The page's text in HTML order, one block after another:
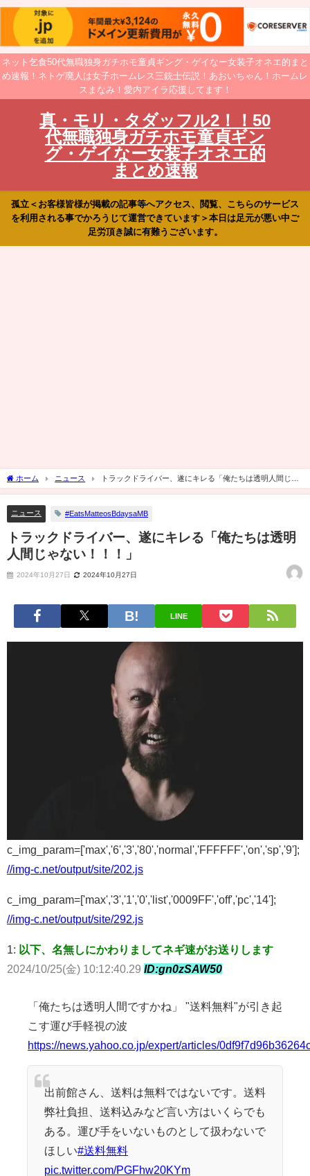
ネット乞食50代無職独身ガチホモ童貞ギング・ゲイなー女装子オネエ的まと
め速報！ネトゲ廃人は女子ホームレス三銃士伝説！あおいちゃん！ホームレ
スまなみ！愛内アイラ応援してます！
真・モリ・タダッフル2！！50
代無職独身ガチホモ童貞ギン
グ・ゲイなー女装子オネエ的
まとめ速報
孤立＜お客様皆様が掲載の記事等へアクセス、閲覧、こちらのサービス
を利用される事でかろうじて運営できています＞本日は足元が悪い中ご
足労頂き誠に有難うございます。
ホーム ニュース
トラックドライバー、遂にキレる「俺たちは透明人間じゃ
ない！！！」
ニュース #EatsMatteosBdaysaMB
トラックドライバー、遂にキレる「俺たちは透明
人間じゃない！！！」
2024年10月27日 2024年10月27日
LINE
c_img_param=['max','6','3','80','normal','FFFFFF','on','sp','9'];
//img-c.net/output/site/202.js
c_img_param=['max','3','1','0','list','0009FF','off','pc','14'];
//img-c.net/output/site/292.js
1: 以下、名無しにかわりましてネギ速がお送りします
2024/10/25(金) 10:12:40.29 ID:gn0zSAW50
「俺たちは透明人間ですかね」 "送料無料"が引き起
こす運び手軽視の波
https://news.yahoo.co.jp/expert/articles/
出前館さん、送料は無料ではないです。送料
弊社負担、送料込みなど言い方はいくらでも
ある。運び手をいないものとして扱わないで
ほしい#送料無料
pic.twitter.com/PGFhw20KYm